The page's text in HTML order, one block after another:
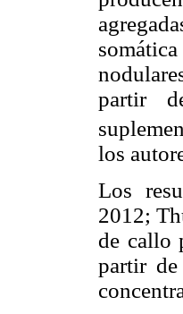
partir
los
Los
2012;
de callo
partir